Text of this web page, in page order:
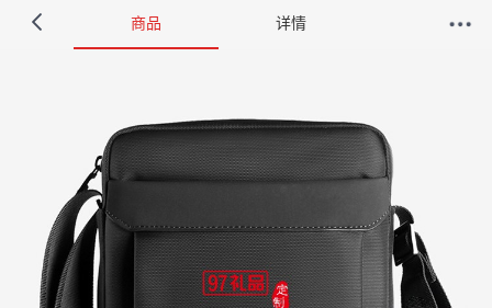
商品 详情